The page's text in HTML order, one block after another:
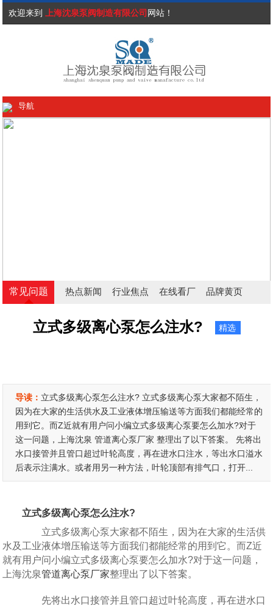
欢迎来到 上海沈泉泵阀制造有限公司 网站！
导航
常见问题 热点新闻 行业焦点 在线看厂 品牌黄页
立式多级离心泵怎么注水? 精选
导读： 立式多级离心泵怎么注水? 立式多级离心泵大家都不陌生，
因为在大家的生活供水及工业液体增压输送等方面我们都能经常的
用到它。而Z近就有用户问小编立式多级离心泵要怎么加水?对于
这一问题，上海沈泉 管道离心泵厂家 整理出了以下答案。 先将出
水口接管并且管口超过叶轮高度，再在进水口注水，等出水口溢水
后表示注满水。或者用另一种方法，叶轮顶部有排气口，打开...
立式多级离心泵怎么注水?
立式多级离心泵大家都不陌生，因为在大家的生活供
水及工业液体增压输送等方面我们都能经常的用到它。而Z近
就有用户问小编立式多级离心泵要怎么加水?对于这一问题，
上海沈泉管道离心泵厂家整理出了以下答案。
先将出水口接管并且管口超过叶轮高度，再在进水口